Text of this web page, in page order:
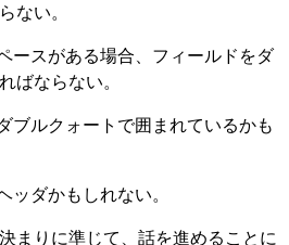
ない。
ースがある場合、フィールドをダ
ばならない。
ブルクォートで囲まれているかも
ッダかもしれない。
まりに準じて、話を進めることに